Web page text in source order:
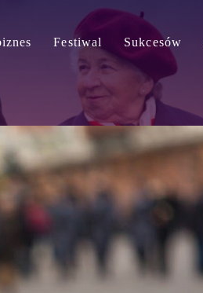
Festiwal Sukcesów